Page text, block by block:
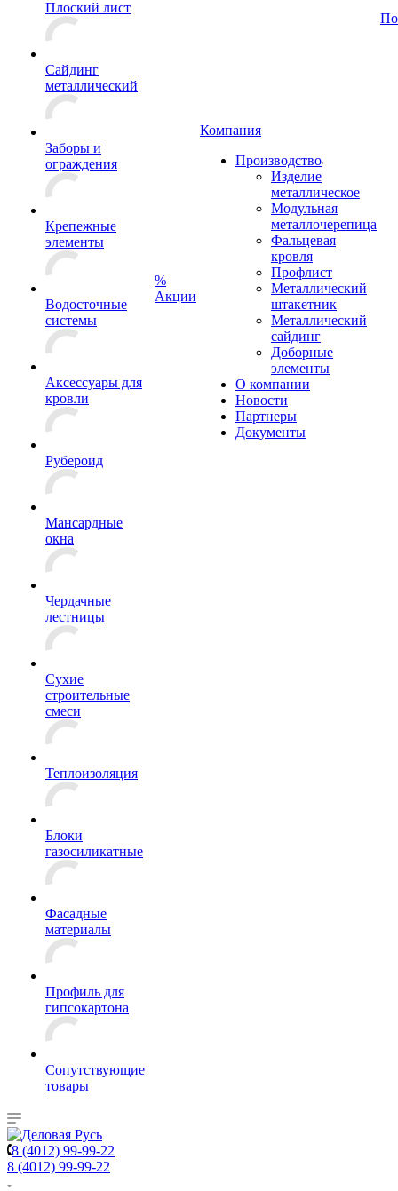
Плоский лист
Сайдинг
металлический
Заборы и
ограждения
Крепежные
элементы
Водосточные
системы
Аксессуары для
кровли
Рубероид
Мансардные
окна
Чердачные
лестницы
Сухие
строительные
смеси
Теплоизоляция
Блоки
газосиликатные
Фасадные
материалы
Профиль для
гипсокартона
Сопутствующие
товары
%
Акции
Компания
Производство
Изделие
металлическое
Модульная
металлочерепица
Фальцевая
кровля
Профлист
Металлический
штакетник
Металлический
сайдинг
Доборные
элементы
О компании
Новости
Партнеры
Документы
8 (4012) 99-99-22
8 (4012) 99-99-22